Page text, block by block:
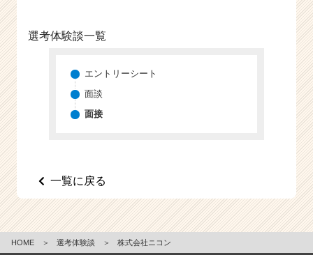
チ
C
a
選考体験談一覧
エントリーシート
面談
面接
一覧に戻る
HOME ＞ 選考体験談 ＞ 株式会社ニコン